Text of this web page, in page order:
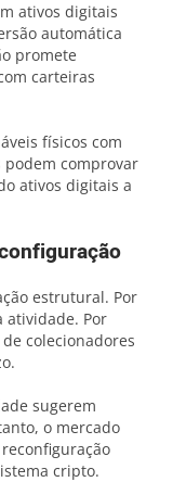
ativos digitais
automática
promete
carteiras
físicos com
podem comprovar
ativos digitais a
estrutural. Por
atividade. Por
colecionadores
sugerem
o mercado
cripto.